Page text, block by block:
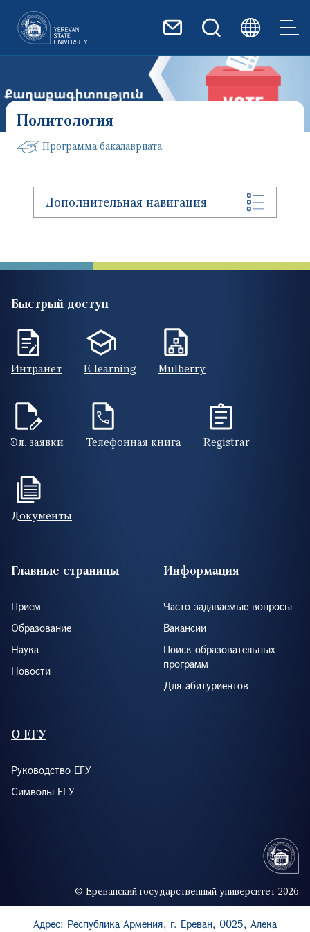
Политология
Программа бакалавриата
Дополнительная навигация
Быстрый доступ
Интранет E-learning Mulberry
Эл. заявки Телефонная книга Registrar
Документы
Footer (RUS)
Главные страницы
Прием
Образование
Наука
Новости
Информация
Часто задаваемые вопросы
Вакансии
Поиск образовательных
программ
Для абитуриентов
О ЕГУ
Руководство ЕГУ
Символы ЕГУ
© Ереванский государственный университет 2026
Адрес: Республика Армения, г. Ереван, 0025, Алека